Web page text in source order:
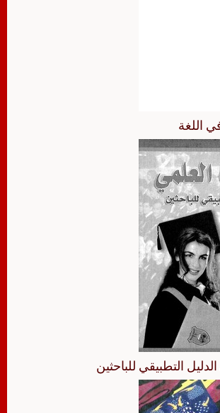
اللغة
التطبيقي للباحثين